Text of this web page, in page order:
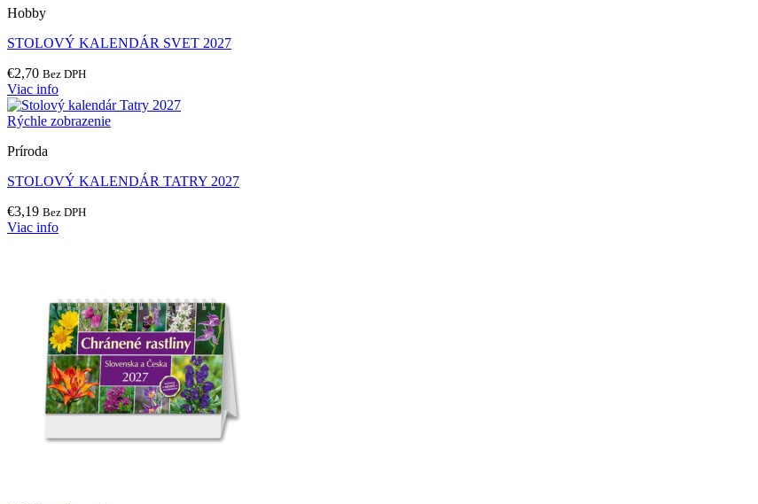
Hobby
STOLOVÝ KALENDÁR SVET 2027
€2,70 Bez DPH
Viac info
Rýchle zobrazenie
Príroda
STOLOVÝ KALENDÁR TATRY 2027
€3,19 Bez DPH
Viac info